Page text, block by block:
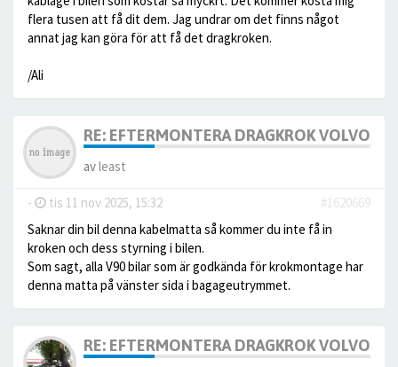
flera tusen att få dit dem. Jag undrar om det finns något
annat jag kan göra för att få det dragkroken.
/Ali
RE: EFTERMONTERA DRAGKROK VOLVO
avleast
- tis 11 nov 2025, 15:32
#1620669
Saknar din bil denna kabelmatta så kommer du inte få in
kroken och dess styrning i bilen.
Som sagt, alla V90 bilar som är godkända för krokmontage har
denna matta på vänster sida i bagageutrymmet.
RE: EFTERMONTERA DRAGKROK VOLVO